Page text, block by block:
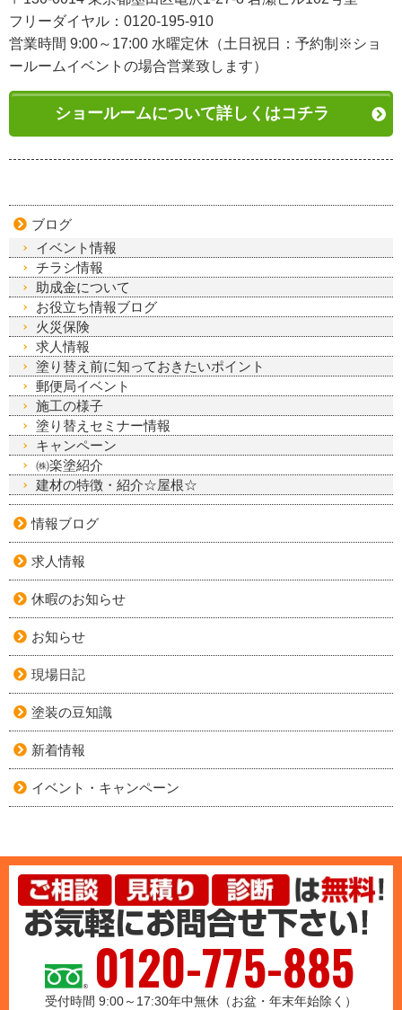
フリーダイヤル：0120-195-910
営業時間 9:00～17:00 水曜定休（土日祝日：予約制※ショ
ールームイベントの場合営業致します）
ショールームについて詳しくはコチラ
ブログ
イベント情報
チラシ情報
助成金について
お役立ち情報ブログ
火災保険
求人情報
塗り替え前に知っておきたいポイント
郵便局イベント
施工の様子
塗り替えセミナー情報
キャンペーン
㈱楽塗紹介
建材の特徴・紹介☆屋根☆
情報ブログ
求人情報
休暇のお知らせ
お知らせ
現場日記
塗装の豆知識
新着情報
イベント・キャンペーン
0120-775-885
受付時間 9:00～17:30年中無休（お盆・年末年始除く）